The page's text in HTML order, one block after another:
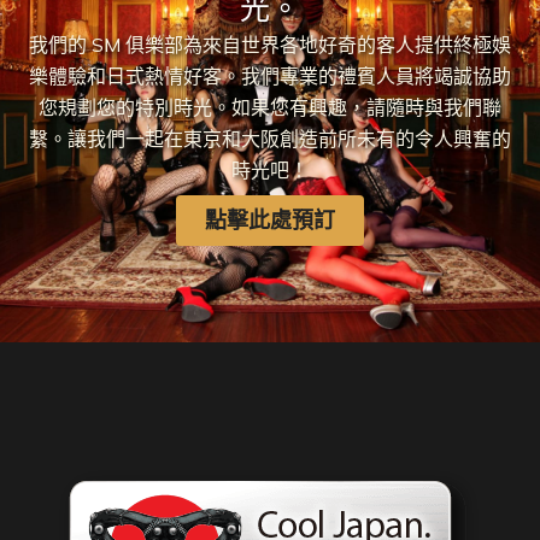
光。
我們的 SM 俱樂部為來自世界各地好奇的客人提供終極娛
樂體驗和日式熱情好客。我們專業的禮賓人員將竭誠協助
您規劃您的特別時光。如果您有興趣，請隨時與我們聯
繫。讓我們一起在東京和大阪創造前所未有的令人興奮的
時光吧！
點擊此處預訂